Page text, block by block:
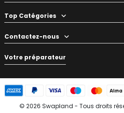
Top Catégories
Contactez-nous
Votre préparateur
© 2026 Swapland - Tous droits